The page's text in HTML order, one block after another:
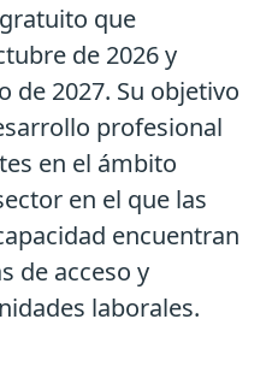
que
de 2026 y
de 2027. Su objetivo
profesional
en el ámbito
en el que las
encuentran
de acceso y
laborales.